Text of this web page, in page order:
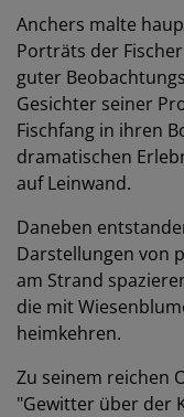
Anchers malte
Porträts der
guter
Gesichter seiner
Fischfang in ihren
dramatischen
auf Leinwand.
Daneben
Darstellungen von
am Strand
die mit
heimkehren.
Zu seinem reichen
"Gewitter über der